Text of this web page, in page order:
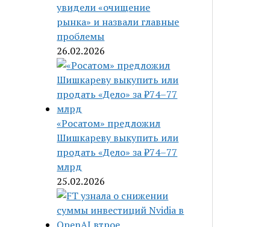
увидели «очищение
рынка» и назвали главные
проблемы
26.02.2026
«Росатом» предложил
Шишкареву выкупить или
продать «Дело» за ₽74–77
млрд
25.02.2026